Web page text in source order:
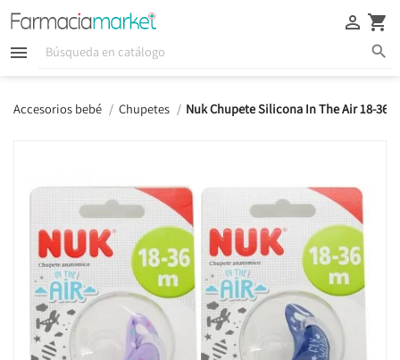
  
 
Accesorios bebé Chupetes Nuk Chupete Silicona In The Air 18-36